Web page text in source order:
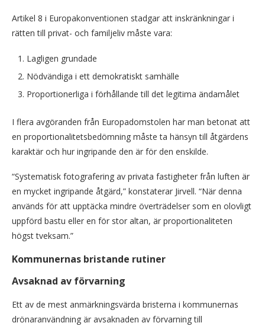
Artikel 8 i Europakonventionen stadgar att inskränkningar i
rätten till privat- och familjeliv måste vara:
Lagligen grundade
Nödvändiga i ett demokratiskt samhälle
Proportionerliga i förhållande till det legitima ändamålet
I flera avgöranden från Europadomstolen har man betonat att
en proportionalitetsbedömning måste ta hänsyn till åtgärdens
karaktär och hur ingripande den är för den enskilde.
“Systematisk fotografering av privata fastigheter från luften är
en mycket ingripande åtgärd,” konstaterar Jirvell. “När denna
används för att upptäcka mindre överträdelser som en olovligt
uppförd bastu eller en för stor altan, är proportionaliteten
högst tveksam.”
Kommunernas bristande rutiner
Avsaknad av förvarning
Ett av de mest anmärkningsvärda bristerna i kommunernas
drönaranvändning är avsaknaden av förvarning till